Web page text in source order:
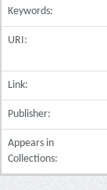
Keywords:
URI:
Link:
Publisher:
Appears in
Collections: